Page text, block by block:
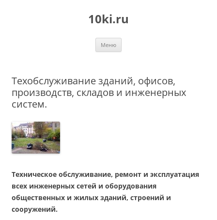
10ki.ru
Меню
Техобслуживание зданий, офисов,
производств, складов и инженерных
систем.
Техническое обслуживание, ремонт и эксплуатация
всех инженерных сетей и оборудования
общественных и жилых зданий, строений и
сооружений.